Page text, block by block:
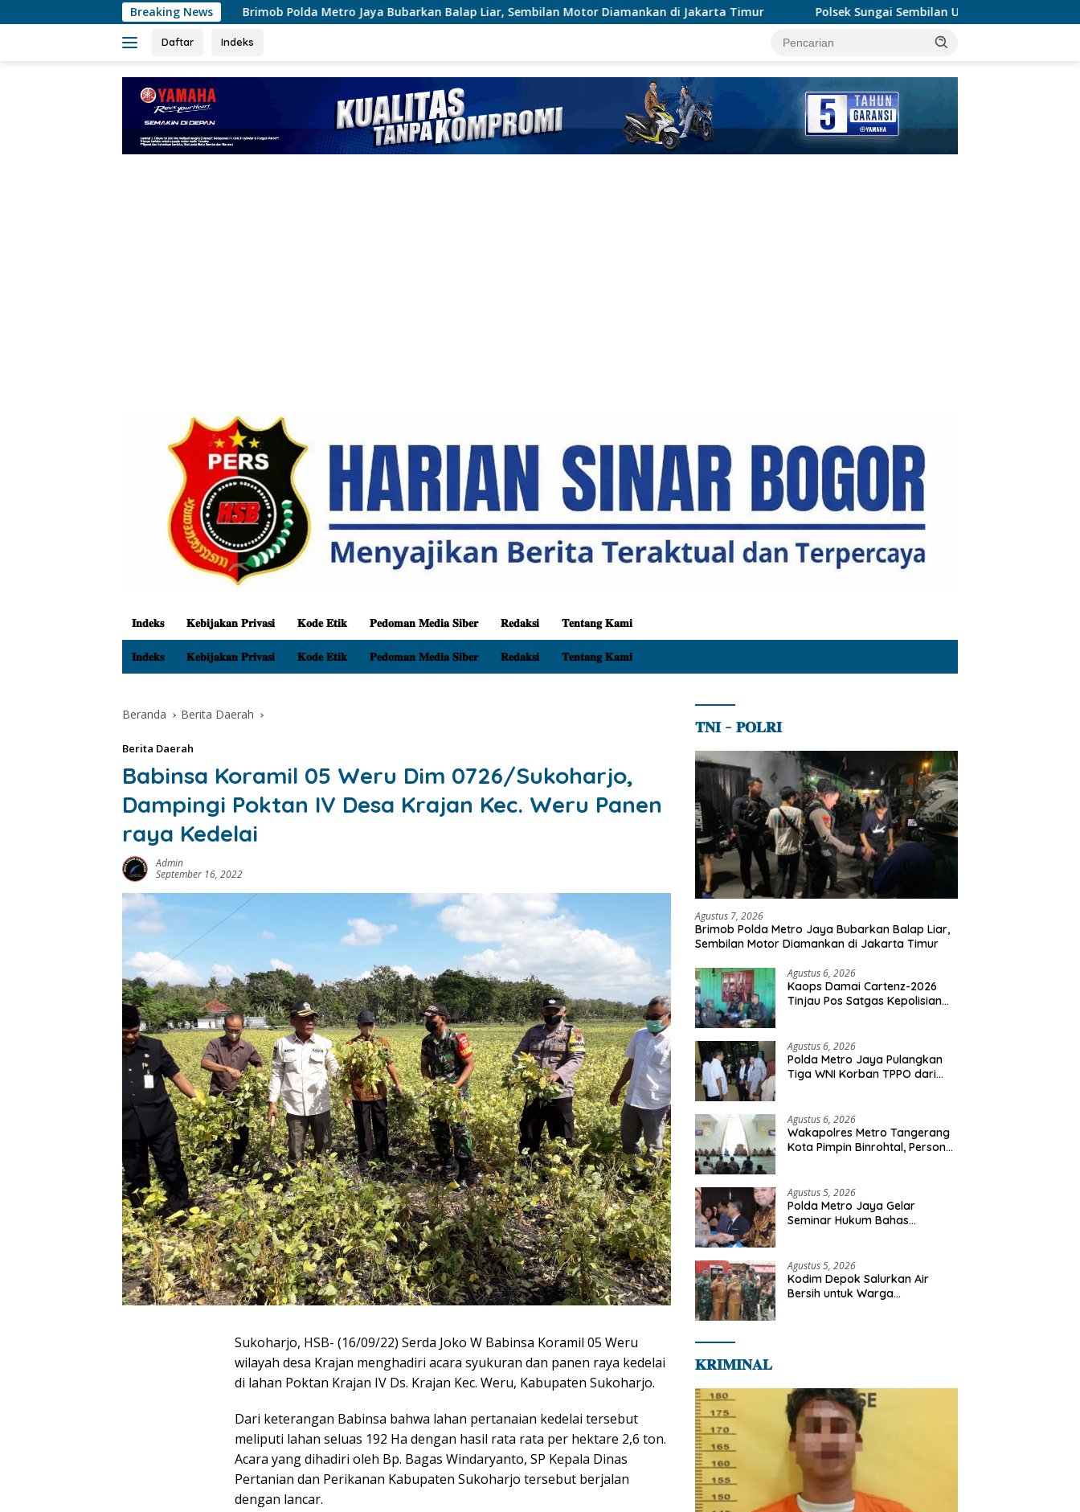
ke
Breaking News
Brimob Polda Metro Jaya Bubarkan Balap Liar, Sembilan Motor Diamankan di Jakarta Timur Polsek Sungai Sembilan Ungkap Kasus Dugaan Percobaan Pembunuhan
Daftar Indeks
𝐈𝐧𝐝𝐞𝐤𝐬 𝐊𝐞𝐛𝐢𝐣𝐚𝐤𝐚𝐧 𝐏𝐫𝐢𝐯𝐚𝐬𝐢 𝐊𝐨𝐝𝐞 𝐄𝐭𝐢𝐤 𝐏𝐞𝐝𝐨𝐦𝐚𝐧 𝐌𝐞𝐝𝐢𝐚 𝐒𝐢𝐛𝐞𝐫 𝐑𝐞𝐝𝐚𝐤𝐬𝐢 𝐓𝐞𝐧𝐭𝐚𝐧𝐠 𝐊𝐚𝐦𝐢
𝐈𝐧𝐝𝐞𝐤𝐬 𝐊𝐞𝐛𝐢𝐣𝐚𝐤𝐚𝐧 𝐏𝐫𝐢𝐯𝐚𝐬𝐢 𝐊𝐨𝐝𝐞 𝐄𝐭𝐢𝐤 𝐏𝐞𝐝𝐨𝐦𝐚𝐧 𝐌𝐞𝐝𝐢𝐚 𝐒𝐢𝐛𝐞𝐫 𝐑𝐞𝐝𝐚𝐤𝐬𝐢 𝐓𝐞𝐧𝐭𝐚𝐧𝐠 𝐊𝐚𝐦𝐢
Beranda Berita Daerah
Berita Daerah
Babinsa Koramil 05 Weru Dim 0726/Sukoharjo,
Dampingi Poktan IV Desa Krajan Kec. Weru Panen
raya Kedelai
Admin
September 16, 2022
Sukoharjo, HSB- (16/09/22) Serda Joko W Babinsa Koramil 05 Weru
wilayah desa Krajan menghadiri acara syukuran dan panen raya kedelai
di lahan Poktan Krajan IV Ds. Krajan Kec. Weru, Kabupaten Sukoharjo.
Dari keterangan Babinsa bahwa lahan pertanaian kedelai tersebut
meliputi lahan seluas 192 Ha dengan hasil rata rata per hektare 2,6 ton.
Acara yang dihadiri oleh Bp. Bagas Windaryanto, SP Kepala Dinas
Pertanian dan Perikanan Kabupaten Sukoharjo tersebut berjalan
dengan lancar.
𝐓𝐍𝐈 – 𝐏𝐎𝐋𝐑𝐈
Agustus 7, 2026
Brimob Polda Metro Jaya Bubarkan Balap Liar,
Sembilan Motor Diamankan di Jakarta Timur
Agustus 6, 2026
Kaops Damai Cartenz-2026
Tinjau Pos Satgas Kepolisian
Bersama Masyarakat
Agustus 6, 2026
Polda Metro Jaya Pulangkan
Tiga WNI Korban TPPO dari
Agustus 6, 2026
Wakapolres Metro Tangerang
Kota Pimpin Binrohtal, Personel
Agustus 5, 2026
Polda Metro Jaya Gelar
Seminar Hukum Bahas
Agustus 5, 2026
Kodim Depok Salurkan Air
Bersih untuk Warga
𝐊𝐑𝐈𝐌𝐈𝐍𝐀𝐋